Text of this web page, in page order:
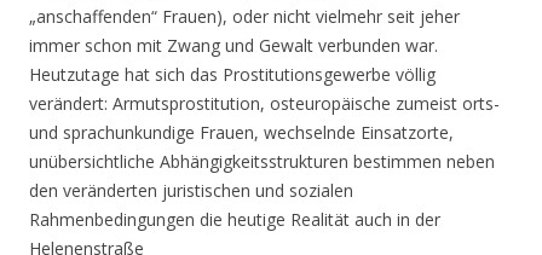
„anschaffenden“ Frauen), oder nicht vielmehr seit jeher
immer schon mit Zwang und Gewalt verbunden war.
Heutzutage hat sich das Prostitutionsgewerbe völlig
verändert: Armutsprostitution, osteuropäische zumeist orts-
und sprachunkundige Frauen, wechselnde Einsatzorte,
unübersichtliche Abhängigkeitsstrukturen bestimmen neben
den veränderten juristischen und sozialen
Rahmenbedingungen die heutige Realität auch in der
Helenenstraße